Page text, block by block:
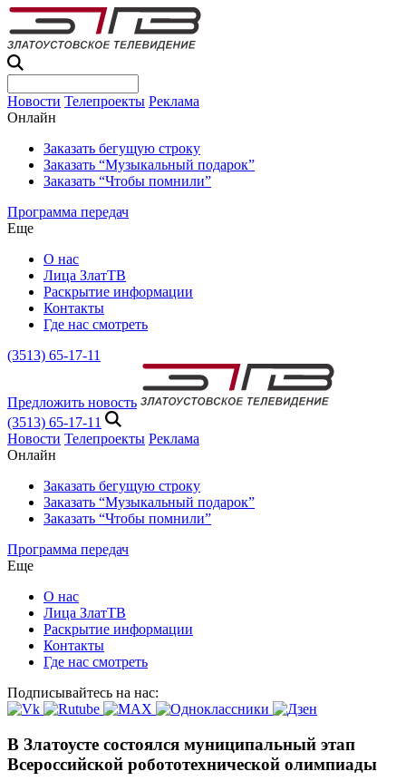
Новости Телепроекты Реклама
Онлайн
Заказать бегущую строку
Заказать “Музыкальный подарок”
Заказать “Чтобы помнили”
Программа передач
Еще
О нас
Лица ЗлатТВ
Раскрытие информации
Контакты
Где нас смотреть
(3513) 65-17-11
Предложить новость
(3513) 65-17-11
Новости Телепроекты Реклама
Онлайн
Заказать бегущую строку
Заказать “Музыкальный подарок”
Заказать “Чтобы помнили”
Программа передач
Еще
О нас
Лица ЗлатТВ
Раскрытие информации
Контакты
Где нас смотреть
Подписывайтесь на нас:
В Златоусте состоялся муниципальный этап
Всероссийской робототехнической олимпиады